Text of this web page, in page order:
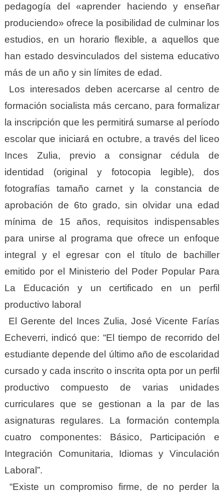
pedagogía del «aprender haciendo y enseñar
produciendo» ofrece la posibilidad de culminar los
estudios, en un horario flexible, a aquellos que
han estado desvinculados del sistema educativo
más de un año y sin límites de edad.
Los interesados deben acercarse al centro de
formación socialista más cercano, para formalizar
la inscripción que les permitirá sumarse al período
escolar que iniciará en octubre, a través del liceo
Inces Zulia, previo a consignar cédula de
identidad (original y fotocopia legible), dos
fotografías tamaño carnet y la constancia de
aprobación de 6to grado, sin olvidar una edad
mínima de 15 años, requisitos indispensables
para unirse al programa que ofrece un enfoque
integral y el egresar con el título de bachiller
emitido por el Ministerio del Poder Popular Para
La Educación y un certificado en un perfil
productivo laboral
El Gerente del Inces Zulia, José Vicente Farías
Echeverri, indicó que: “El tiempo de recorrido del
estudiante depende del último año de escolaridad
cursado y cada inscrito o inscrita opta por un perfil
productivo compuesto de varias unidades
curriculares que se gestionan a la par de las
asignaturas regulares. La formación contempla
cuatro componentes: Básico, Participación e
Integración Comunitaria, Idiomas y Vinculación
Laboral”.
“Existe un compromiso firme, de no perder la